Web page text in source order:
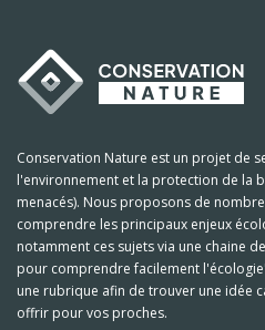
Conservation Nature est un projet de
l'environnement et la protection de la
menacés). Nous proposons de
comprendre les principaux enjeux
notamment ces sujets via une chaine
pour comprendre facilement
une rubrique afin de trouver une idée
offrir pour vos proches.